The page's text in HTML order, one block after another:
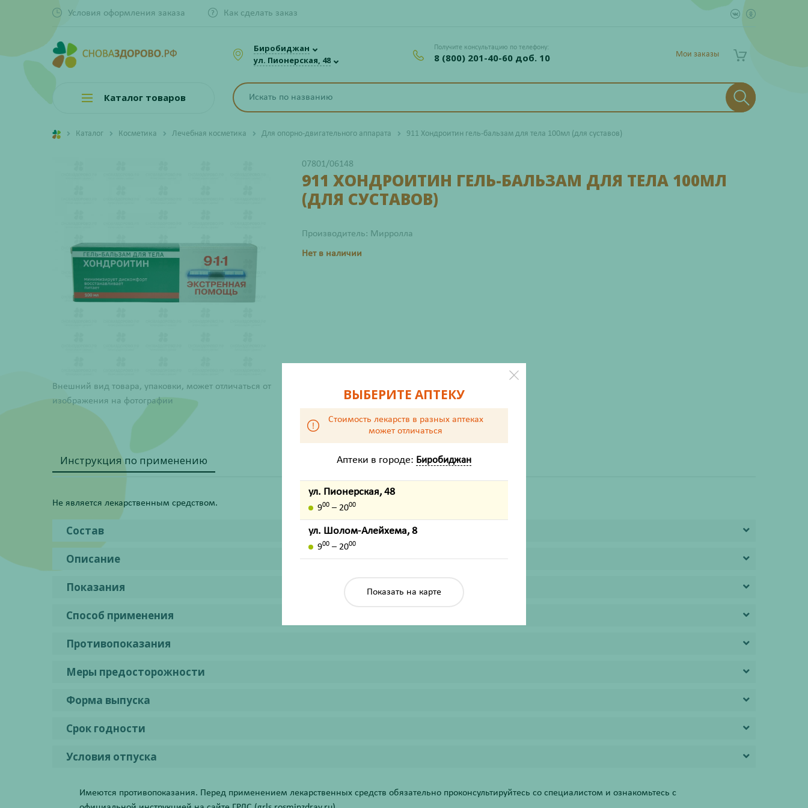
Условия оформления заказа Как сделать заказ
Биробиджан
ул. Пионерская, 48
Получите консультацию по телефону:
8 (800) 201-40-60 доб. 10 Мои заказы
Каталог товаров
Каталог Косметика Лечебная косметика Для опорно-двигательного аппарата 911 Хондроитин гель-бальзам для тела 100мл (для суставов)
Внешний вид товара, упаковки, может отличаться от
изображения на фотографии
07801/06148
911 ХОНДРОИТИН ГЕЛЬ-БАЛЬЗАМ ДЛЯ ТЕЛА 100МЛ
(ДЛЯ СУСТАВОВ)
Производитель: Мирролла
Нет в наличии
Жизненно важный
Нет
Инструкция по применению
Не является лекарственным средством.
Состав
Описание
Показания
Способ применения
Противопоказания
Меры предосторожности
Форма выпуска
Срок годности
Условия отпуска
Имеются противопоказания. Перед применением лекарственных средств обязательно проконсультируйтесь со специалистом и ознакомьтесь с
ВЫБЕРИТЕ АПТЕКУ
Стоимость лекарств в разных аптеках
может отличаться
Аптеки в городе: Биробиджан
ул. Пионерская, 48
900 – 2000
ул. Шолом-Алейхема, 8
900 – 2000
Показать на карте